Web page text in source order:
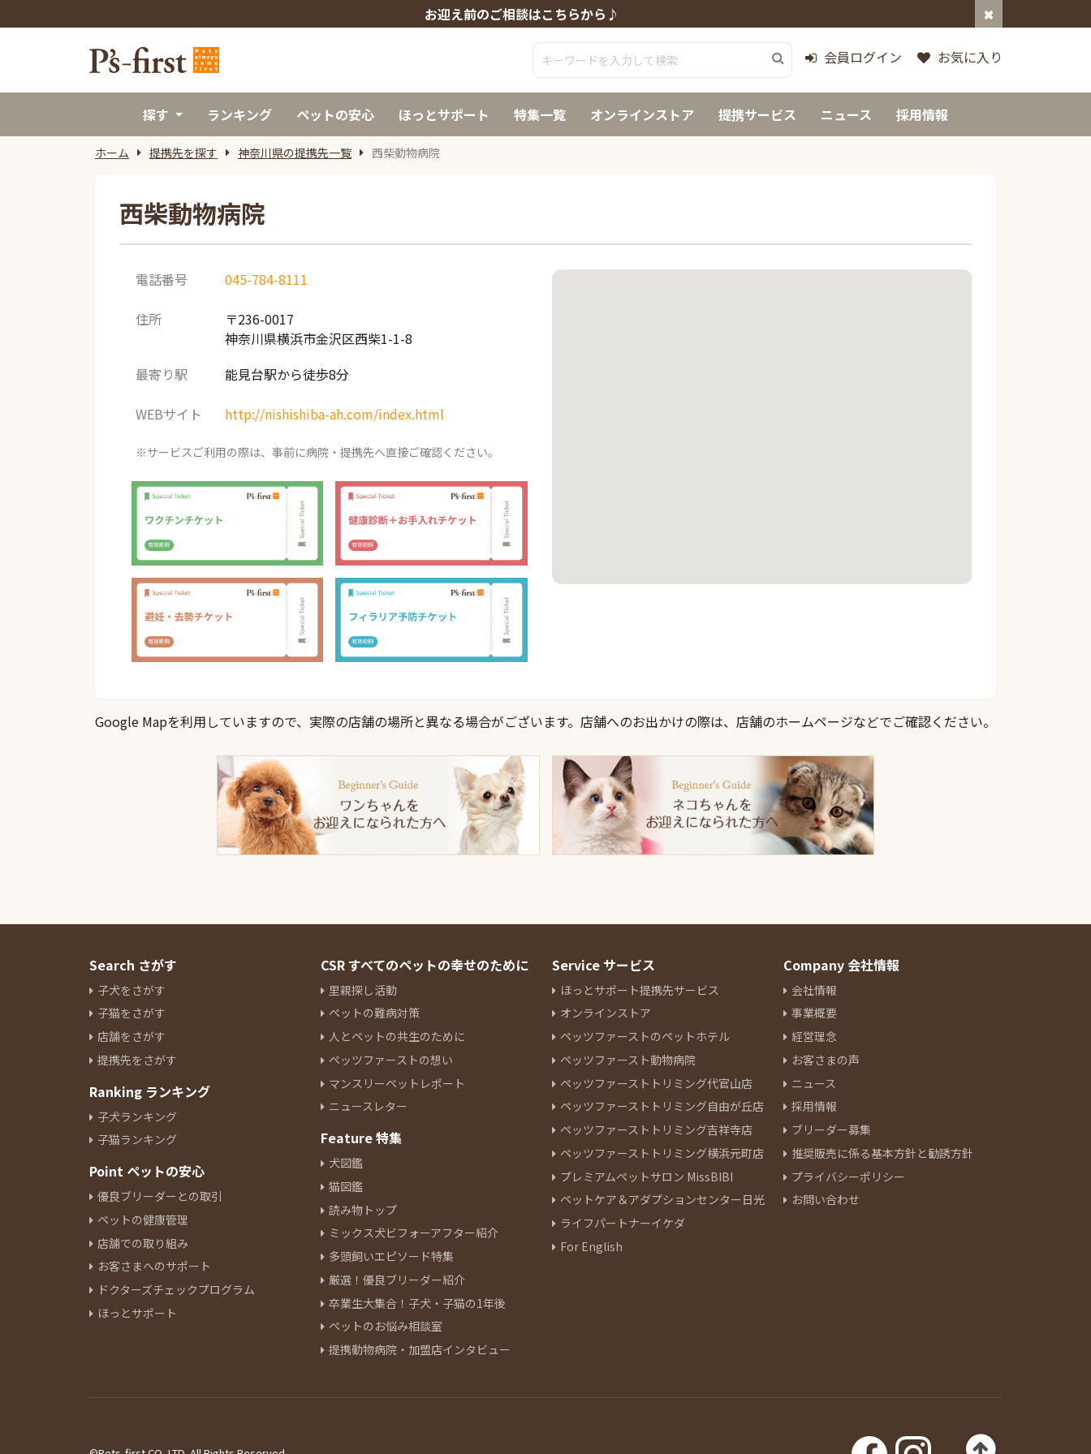
お迎え前のご相談はこちらから♪
会員ログイン お気に入り
探す ランキング ペットの安心 ほっとサポート 特集一覧 オンラインストア 提携サービス ニュース 採用情報
ホーム 提携先を探す 神奈川県の提携先一覧 西柴動物病院
西柴動物病院
電話番号 045-784-8111
住所
〒236-0017
神奈川県横浜市金沢区西柴1-1-8
最寄り駅
能見台駅から徒歩8分
WEBサイト http://nishishiba-ah.com/index.html
※サービスご利用の際は、事前に病院・提携先へ直接ご確認ください。
Google Mapを利用していますので、実際の店舗の場所と異なる場合がございます。店舗へのお出かけの際は、店舗のホームページなどでご確認ください。
Search さがす
子犬をさがす
子猫をさがす
店舗をさがす
提携先をさがす
Ranking ランキング
子犬ランキング
子猫ランキング
Point ペットの安心
優良ブリーダーとの取引
ペットの健康管理
店舗での取り組み
お客さまへのサポート
ドクターズチェックプログラム
ほっとサポート
CSR すべてのペットの幸せのために
里親探し活動
ペットの難病対策
人とペットの共生のために
ペッツファーストの想い
マンスリーペットレポート
ニュースレター
Feature 特集
犬図鑑
猫図鑑
読み物トップ
ミックス犬ビフォーアフター紹介
多頭飼いエピソード特集
厳選！優良ブリーダー紹介
卒業生大集合！子犬・子猫の1年後
ペットのお悩み相談室
提携動物病院・加盟店インタビュー
Service サービス
ほっとサポート提携先サービス
オンラインストア
ペッツファーストのペットホテル
ペッツファースト動物病院
ペッツファーストトリミング代官山店
ペッツファーストトリミング自由が丘店
ペッツファーストトリミング吉祥寺店
ペッツファーストトリミング横浜元町店
プレミアムペットサロン MissBIBI
ペットケア＆アダプションセンター日光
ライフパートナーイケダ
For English
Company 会社情報
会社情報
事業概要
経営理念
お客さまの声
ニュース
採用情報
ブリーダー募集
推奨販売に係る基本方針と勧誘方針
プライバシーポリシー
お問い合わせ